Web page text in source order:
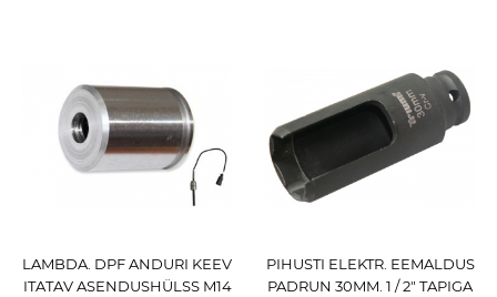
LAMBDA. DPF ANDURI KEEV
ITATAV ASENDUSHÜLSS M14
PIHUSTI ELEKTR. EEMALDUS
PADRUN 30MM. 1 / 2" TAPIGA